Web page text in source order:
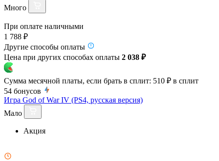
Много
При оплате наличными
1 788 ₽
Другие способы оплаты
Цена при других способах оплаты 2 038 ₽
Сумма месячной платы, если брать в сплит: 510 ₽ в сплит
54 бонусов
Игра God of War IV (PS4, русская версия)
Мало
Акция